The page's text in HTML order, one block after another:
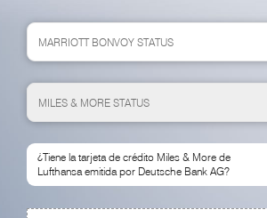
MARRIOTT BONVOY STATUS
MILES & MORE STATUS
¿Tiene la tarjeta de crédito Miles & More de
Lufthansa emitida por Deutsche Bank AG?